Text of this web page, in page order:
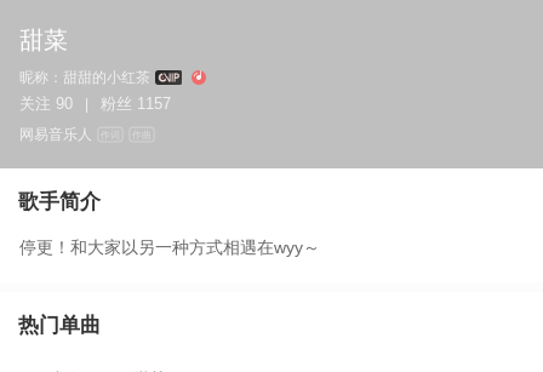
甜菜
昵称： 甜甜的小红茶
关注 90 粉丝 1157
网易音乐人 作词 作曲
歌手简介
停更！和大家以另一种方式相遇在wyy～
热门单曲